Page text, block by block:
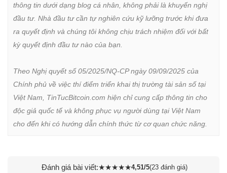
thông tin dưới dạng blog cá nhân, không phải là khuyến nghị
đầu tư. Nhà đầu tư cần tự nghiên cứu kỹ lưỡng trước khi đưa
ra quyết định và chúng tôi không chịu trách nhiệm đối với bất
kỳ quyết định đầu tư nào của bạn.
Theo Nghị quyết số 05/2025/NQ-CP ngày 09/09/2025 của
Chính phủ về việc thí điểm triển khai thị trường tài sản số tại
Việt Nam, TinTucBitcoin.com hiện chỉ cung cấp thông tin cho
độc giả quốc tế và không phục vụ người dùng tại Việt Nam
cho đến khi có hướng dẫn chính thức từ cơ quan chức năng.
Đánh giá bài viết:★★★★★4,51/5(23 đánh giá)